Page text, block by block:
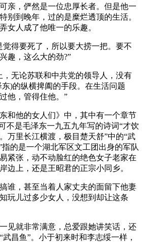
亲，俨然是一位忠厚长者。但是他一
别到晚年，过的是糜烂透顶的生活。
女人成了他唯一的乐趣。
觉得要死了，所以要大捞一把。要不
趣，这么大的劲?”
，无论苏联和中共党的领导人，没有
)的纵横捭阖的手段。在生活问题
他，管得住他。”
和他的女人们》中，其中有一个章节
不是毛泽东一九五九年写的诗词“才饮
万里长江横渡，极目楚天舒”中的“武
指的是一个湖北军区文工团出身的军队
紧张，动不动脸红的绝色女子老家在
边上，还是王昭君的正宗小同乡。
谁，甚至当着人家丈夫的面留下他妻
玩儿过多少女人，没想到却让这条
见就非常满意，总爱跟她讲笑话，还
昌鱼”。小于初来时和李志绥一样，